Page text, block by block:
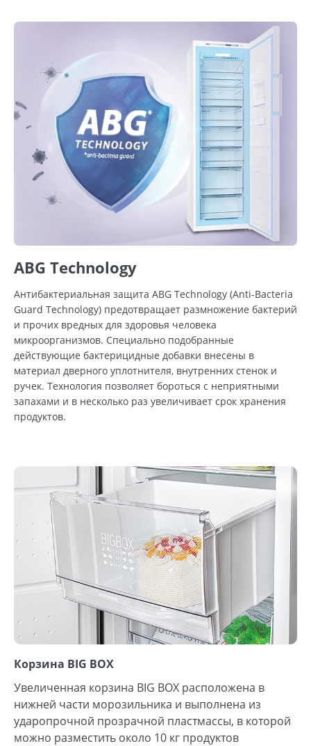
ABG Technology
Антибактериальная защита ABG Technology (Anti-Bacteria
Guard Technology) предотвращает размножение бактерий
и прочих вредных для здоровья человека
микроорганизмов. Специально подобранные
действующие бактерицидные добавки внесены в
материал дверного уплотнителя, внутренних стенок и
ручек. Технология позволяет бороться с неприятными
запахами и в несколько раз увеличивает срок хранения
продуктов.
Корзина BIG BOX
Увеличенная корзина BIG BOX расположена в
нижней части морозильника и выполнена из
ударопрочной прозрачной пластмассы, в которой
можно разместить около 10 кг продуктов